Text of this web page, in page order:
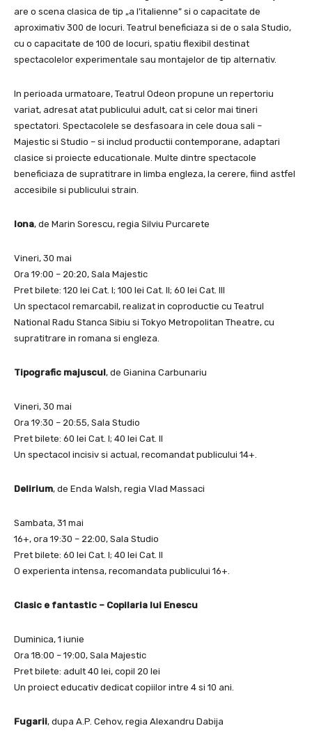
are o scena clasica de tip „a l’italienne” si o capacitate de
aproximativ 300 de locuri. Teatrul beneficiaza si de o sala Studio,
cu o capacitate de 100 de locuri, spatiu flexibil destinat
spectacolelor experimentale sau montajelor de tip alternativ.
In perioada urmatoare, Teatrul Odeon propune un repertoriu
variat, adresat atat publicului adult, cat si celor mai tineri
spectatori. Spectacolele se desfasoara in cele doua sali –
Majestic si Studio – si includ productii contemporane, adaptari
clasice si proiecte educationale. Multe dintre spectacole
beneficiaza de supratitrare in limba engleza, la cerere, fiind astfel
accesibile si publicului strain.
Iona, de Marin Sorescu, regia Silviu Purcarete
Vineri, 30 mai
Ora 19:00 – 20:20, Sala Majestic
Pret bilete: 120 lei Cat. I; 100 lei Cat. II; 60 lei Cat. III
Un spectacol remarcabil, realizat in coproductie cu Teatrul
National Radu Stanca Sibiu si Tokyo Metropolitan Theatre, cu
supratitrare in romana si engleza.
Tipografic majuscul, de Gianina Carbunariu
Vineri, 30 mai
Ora 19:30 – 20:55, Sala Studio
Pret bilete: 60 lei Cat. I; 40 lei Cat. II
Un spectacol incisiv si actual, recomandat publicului 14+.
Delirium, de Enda Walsh, regia Vlad Massaci
Sambata, 31 mai
16+, ora 19:30 – 22:00, Sala Studio
Pret bilete: 60 lei Cat. I; 40 lei Cat. II
O experienta intensa, recomandata publicului 16+.
Clasic e fantastic – Copilaria lui Enescu
Duminica, 1 iunie
Ora 18:00 – 19:00, Sala Majestic
Pret bilete: adult 40 lei, copil 20 lei
Un proiect educativ dedicat copiilor intre 4 si 10 ani.
Fugarii, dupa A.P. Cehov, regia Alexandru Dabija